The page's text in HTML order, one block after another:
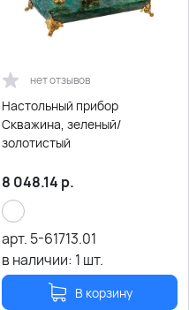
нет отзывов
Настольный прибор
Скважина, зеленый/
золотистый
8 048.14 р.
арт. 5-61713.01
в наличии: 1 шт.
В корзину